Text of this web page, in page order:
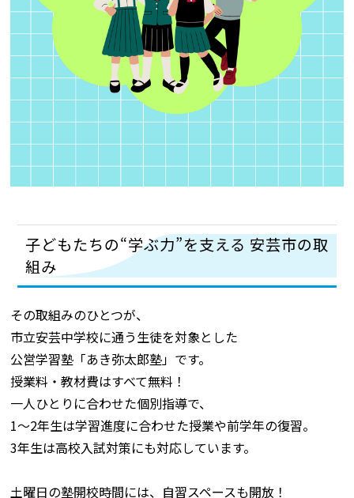
子どもたちの“学ぶ力”を支える 安芸市の取
組み
その取組みのひとつが、
市立安芸中学校に通う生徒を対象とした
公営学習塾「あき弥太郎塾」です。
授業料・教材費はすべて無料！
一人ひとりに合わせた個別指導で、
1～2年生は学習進度に合わせた授業や前学年の復習。
3年生は高校入試対策にも対応しています。
土曜日の塾開校時間には、自習スペースも開放！